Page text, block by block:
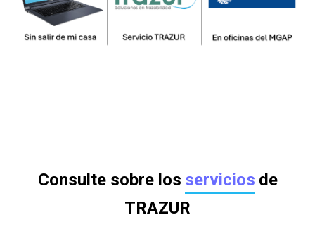
Consulte sobre los servicios de
TRAZUR